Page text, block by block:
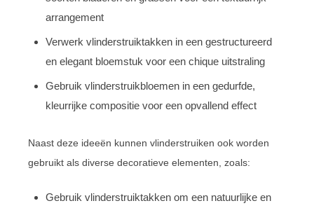
arrangement
Verwerk vlinderstruiktakken in een gestructureerd
en elegant bloemstuk voor een chique uitstraling
Gebruik vlinderstruikbloemen in een gedurfde,
kleurrijke compositie voor een opvallend effect
Naast deze ideeën kunnen vlinderstruiken ook worden
gebruikt als diverse decoratieve elementen, zoals:
Gebruik vlinderstruiktakken om een natuurlijke en